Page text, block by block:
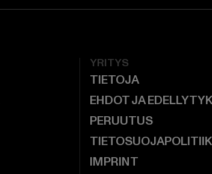
YRITYS
TIETOJA
EHDOT JA
PERUUTUS
IMPRINT